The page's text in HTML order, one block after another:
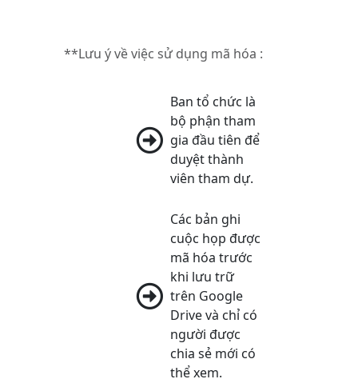
**Lưu ý về việc sử dụng mã hóa :
Ban tổ chức là
bộ phận tham
gia đầu tiên để
duyệt thành
viên tham dự.
Các bản ghi
cuộc họp được
mã hóa trước
khi lưu trữ
trên Google
Drive và chỉ có
người được
chia sẻ mới có
thể xem.